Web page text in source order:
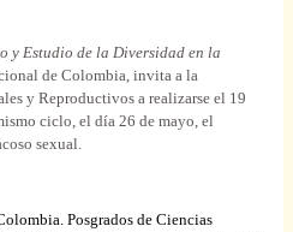
y Estudio de la Diversidaden la
de Colombia, invita a la
y Reproductivos a realizarse el 19
ciclo, el día 26 de mayo, el
sexual.
Posgrados de Ciencias